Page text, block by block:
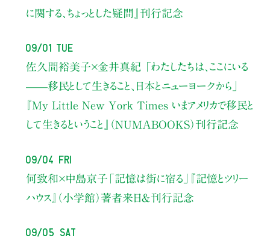
に関する、ちょっとした疑問』刊行記念
09/01 Tue
佐久間裕美子×金井真紀 「わたしたちは、ここにいる
——移民として生きること、日本とニューヨークから」
『My Little New York Times いまアメリカで移民と
して生きるということ』（NUMABOOKS）刊行記念
09/04 Fri
何致和×中島京子 「記憶は街に宿る」
『記憶とツリー
ハウス』（小学館）著者来日＆刊行記念
09/05 Sat